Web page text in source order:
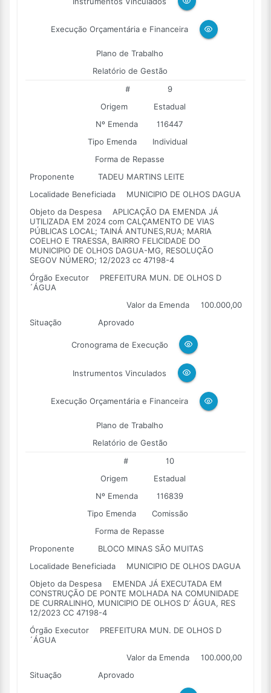
Execução Orçamentária e Financeira
Plano de Trabalho
Relatório de Gestão
#
9
Origem
Estadual
Nº Emenda
116447
Tipo Emenda
Individual
Forma de Repasse
Proponente
TADEU MARTINS LEITE
Localidade Beneficiada
MUNICIPIO DE OLHOS DAGUA
Objeto da Despesa
APLICAÇÃO DA EMENDA JÁ
UTILIZADA EM 2024 com CALÇAMENTO DE VIAS
PÚBLICAS LOCAL; TAINÁ ANTUNES,RUA; MARIA
COELHO E TRAESSA, BAIRRO FELICIDADE DO
MUNICIPIO DE OLHOS DAGUA-MG, RESOLUÇÃO
SEGOV NÚMERO; 12/2023 cc 47198-4
Órgão Executor
PREFEITURA MUN. DE OLHOS D
´ÁGUA
Valor da Emenda
100.000,00
Situação
Aprovado
Cronograma de Execução
Instrumentos Vinculados
Execução Orçamentária e Financeira
Plano de Trabalho
Relatório de Gestão
#
10
Origem
Estadual
Nº Emenda
116839
Tipo Emenda
Comissão
Forma de Repasse
Proponente
BLOCO MINAS SÃO MUITAS
Localidade Beneficiada
MUNICIPIO DE OLHOS DAGUA
Objeto da Despesa
EMENDA JÁ EXECUTADA EM
CONSTRUÇÃO DE PONTE MOLHADA NA COMUNIDADE
DE CURRALINHO, MUNICIPIO DE OLHOS D’ ÁGUA, RES
12/2023 CC 47198-4
Órgão Executor
PREFEITURA MUN. DE OLHOS D
´ÁGUA
Valor da Emenda
100.000,00
Situação
Aprovado